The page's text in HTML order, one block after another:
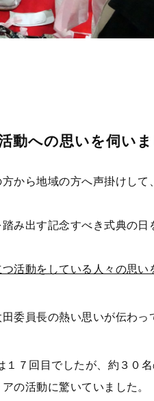
動への思いを伺いま
から地域の方へ声掛けして
み出す記念すべき式典の
活動をしている人々の思い
委員長の熱い思いが伝わっ
７回目でしたが、約３０
の活動に驚いていました。